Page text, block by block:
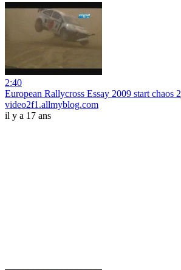
2:40
European Rallycross Essay 2009 start chaos 2
video2f1.allmyblog.com
il y a 17 ans